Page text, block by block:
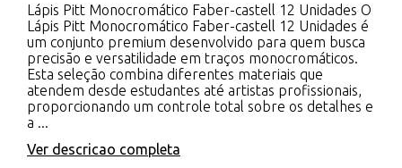
Lápis Pitt Monocromático Faber-castell 12 Unidades O
Lápis Pitt Monocromático Faber-castell 12 Unidades é
um conjunto premium desenvolvido para quem busca
precisão e versatilidade em traços monocromáticos.
Esta seleção combina diferentes materiais que
atendem desde estudantes até artistas profissionais,
proporcionando um controle total sobre os detalhes e
a ...
Ver descricao completa